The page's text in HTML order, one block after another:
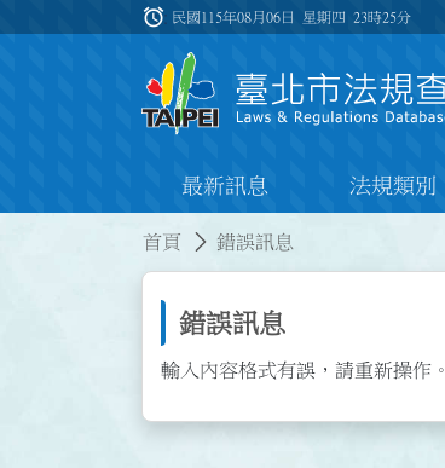
:::
alarm 民國115年08月06日 星期四23時25分
最新訊息 法規類別
首頁 錯誤訊息
錯誤訊息
輸入內容格式有誤，請重新操作。